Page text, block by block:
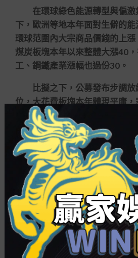
在環球綠色能源轉型與偏激
下，歐洲等地本年面對生僻的
環球范圍內大宗商品價錢的上漲
煤炭板塊本年以來整體大漲40
工、鋼鐵產業漲幅也過份30。
比擬之下，公募發布步調放
位，大花費板塊本年體現平庸，
料產業差別下跌1972、532。個
發資本避險心情，房地產、非
年均顯露差異幅度調換。
展望2022
更稀缺的高景氣邂逅更充分
展望來歲的A股市場，機構
價有望延續。此中，在低基數
高盈利增速的標的將加倍稀缺。
有望整體維持充分，公募、私募